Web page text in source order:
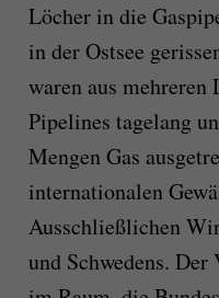
Löcher in die
in der Ostsee
waren aus mehreren
Pipelines tagelang
Mengen Gas
internationalen
Ausschließlichen
und Schwedens. Der